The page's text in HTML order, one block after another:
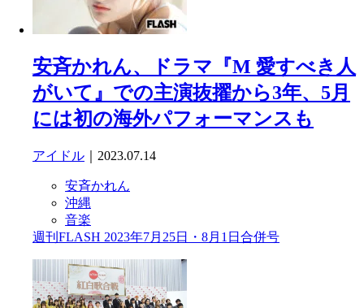
安斉かれん、ドラマ『M 愛すべき人
がいて』での主演抜擢から3年、5月
には初の海外パフォーマンスも
アイドル ｜2023.07.14
安斉かれん
沖縄
音楽
週刊FLASH 2023年7月25日・8月1日合併号